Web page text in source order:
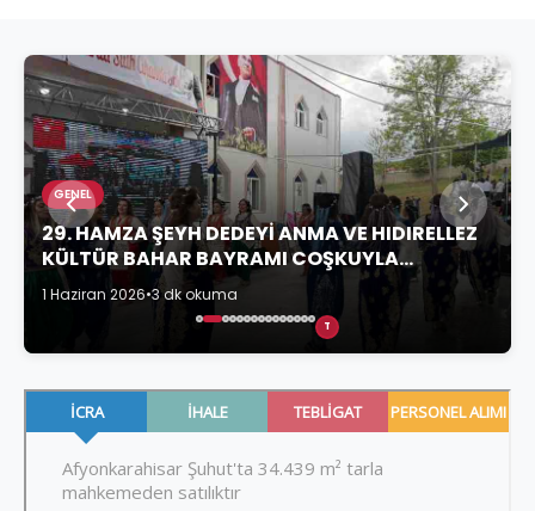
GENEL
29. HAMZA ŞEYH DEDEYİ ANMA VE HIDIRELLEZ
KÜLTÜR BAHAR BAYRAMI COŞKUYLA
KUTLANDI
1 Haziran 2026•3 dk okuma
T